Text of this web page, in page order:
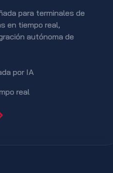
para terminales de
en tiempo real,
autónoma de
por IA
real